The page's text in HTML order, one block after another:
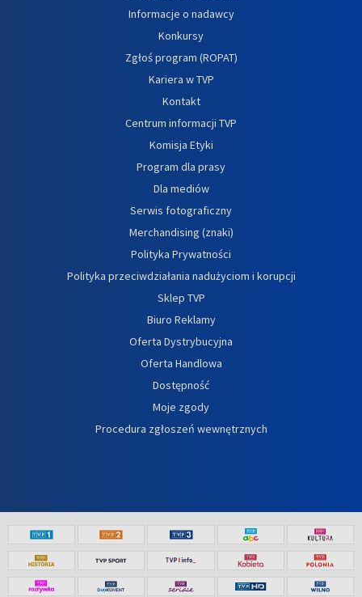
Informacje o nadawcy
Konkursy
Zgłoś program (ROPAT)
Kariera w TVP
Kontakt
Centrum informacji TVP
Komisja Etyki
Program dla prasy
Dla mediów
Serwis fotograficzny
Merchandising (znaki)
Polityka Prywatności
Polityka przeciwdziałania nadużyciom i korupcji
Sklep TVP
Biuro Reklamy
Oferta Dystrybucyjna
Oferta Handlowa
Dostępność
Moje zgody
Procedura zgłoszeń wewnętrznych